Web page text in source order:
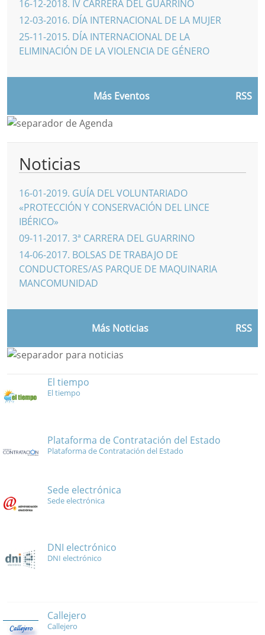
16-12-2018. IV CARRERA DEL GUARRINO
12-03-2016. DÍA INTERNACIONAL DE LA MUJER
25-11-2015. DÍA INTERNACIONAL DE LA
ELIMINACIÓN DE LA VIOLENCIA DE GÉNERO
Más Eventos RSS
Noticias
16-01-2019. GUÍA DEL VOLUNTARIADO
«PROTECCIÓN Y CONSERVACIÓN DEL LINCE
IBÉRICO»
09-11-2017. 3ª CARRERA DEL GUARRINO
14-06-2017. BOLSAS DE TRABAJO DE
CONDUCTORES/AS PARQUE DE MAQUINARIA
MANCOMUNIDAD
Más Noticias RSS
El tiempo
El tiempo
Plataforma de Contratación del Estado
Plataforma de Contratación del Estado
Sede electrónica
Sede electrónica
DNI electrónico
DNI electrónico
Callejero
Callejero